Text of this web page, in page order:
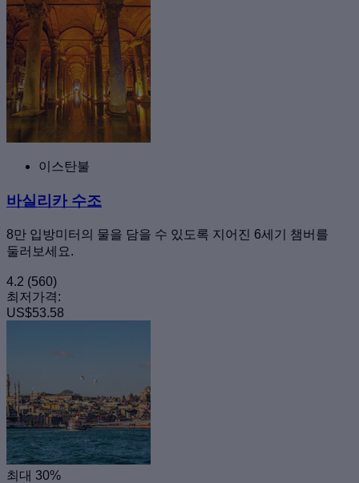
이스탄불
바실리카 수조
8만 입방미터의 물을 담을 수 있도록 지어진 6세기 챔버를
둘러보세요.
4.2 (560)
최저가격:
US$53.58
최대 30%